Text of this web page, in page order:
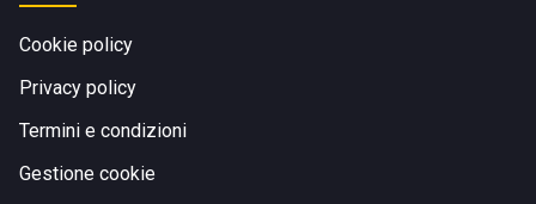
Cookie policy
Privacy policy
Termini e condizioni
Gestione cookie